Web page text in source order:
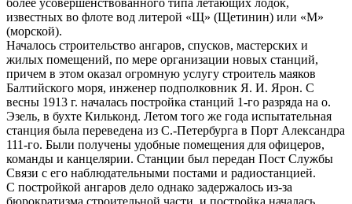
известных во флоте вод литерой «Щ» (Щетинин) или «М»
(морской).
Началось строительство ангаров, спусков, мастерских и
жилых помещений, по мере организации новых станций,
причем в этом оказал огромную услугу строитель маяков
Балтийского моря, инженер подполковник Я. И. Ярон. С
весны 1913 г. началась постройка станций 1-го разряда на о.
Эзель, в бухте Кильконд. Летом того же года испытательная
станция была переведена из С.-Петербурга в Порт Александра
111-го. Были получены удобные помещения для офицеров,
команды и канцелярии. Станции был передан Пост Службы
Связи с его наблюдательными постами и радиостанцией.
С постройкой ангаров дело однако задержалось из-за
бюрократизма строительной части, и постройка началась